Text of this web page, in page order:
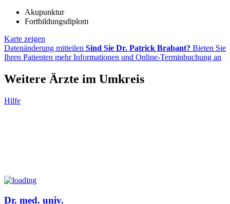
Akupunktur
Fortbildungsdiplom
Karte zeigen
Datenänderung mitteilen Sind Sie Dr. Patrick Brabant? Bieten Sie
Ihren Patienten mehr Informationen und Online-Terminbuchung an
Weitere Ärzte im Umkreis
Hilfe
Dr. med. univ.